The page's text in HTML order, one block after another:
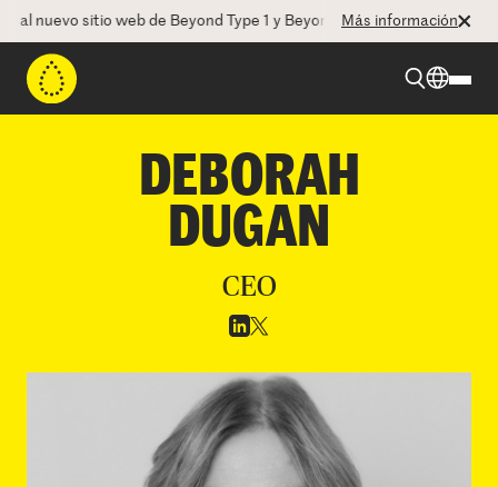
al nuevo sitio web de Beyond Type 1 y Beyond Type 2! La CEO
Más información
Beyond Type 1 DEBORAH
DUGAN
CEO